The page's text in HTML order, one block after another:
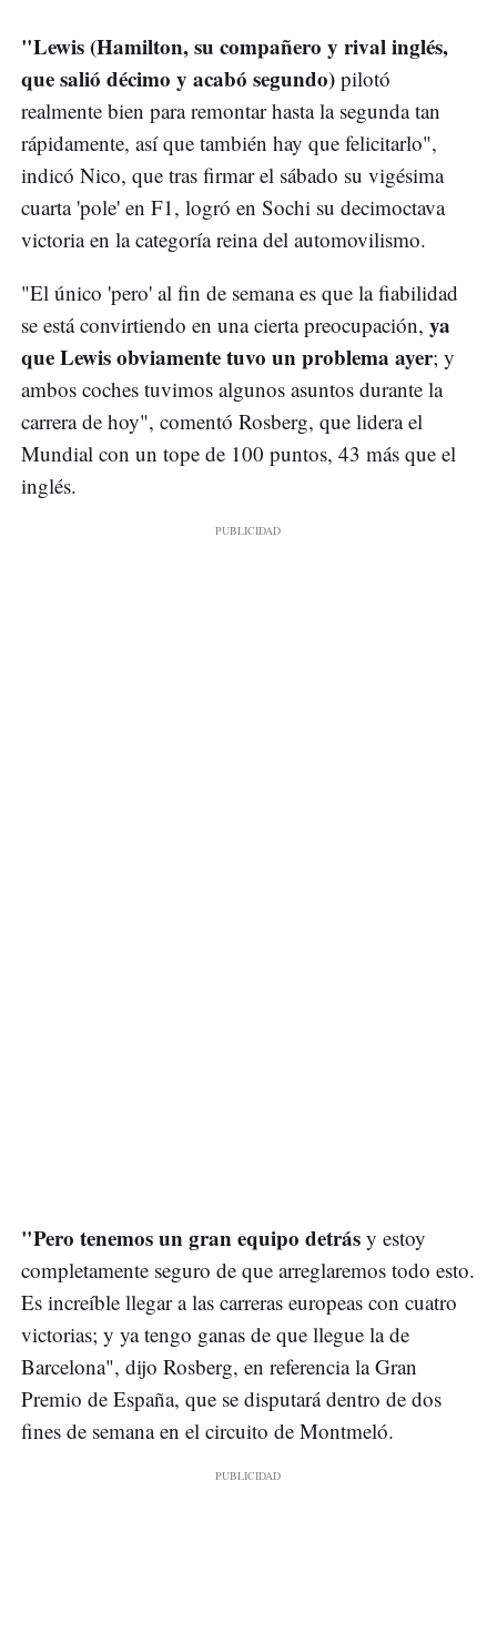
"Lewis (Hamilton, su compañero y rival inglés,
que salió décimo y acabó segundo) pilotó
realmente bien para remontar hasta la segunda tan
rápidamente, así que también hay que felicitarlo",
indicó Nico, que tras firmar el sábado su vigésima
cuarta 'pole' en F1, logró en Sochi su decimoctava
victoria en la categoría reina del automovilismo.
"El único 'pero' al fin de semana es que la fiabilidad
se está convirtiendo en una cierta preocupación, ya
que Lewis obviamente tuvo un problema ayer; y
ambos coches tuvimos algunos asuntos durante la
carrera de hoy", comentó Rosberg, que lidera el
Mundial con un tope de 100 puntos, 43 más que el
inglés.
"Pero tenemos un gran equipo detrás y estoy
completamente seguro de que arreglaremos todo esto.
Es increíble llegar a las carreras europeas con cuatro
victorias; y ya tengo ganas de que llegue la de
Barcelona", dijo Rosberg, en referencia la Gran
Premio de España, que se disputará dentro de dos
fines de semana en el circuito de Montmeló.